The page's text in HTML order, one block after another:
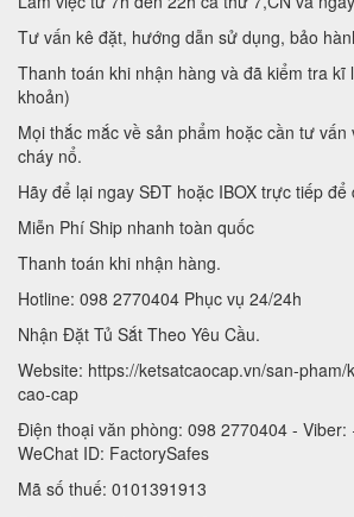
Tư vấn kê đặt, hướng dẫn sử dụng, bảo
Thanh toán khi nhận hàng và đã kiểm tra kĩ
khoản)
Mọi thắc mắc về sản phẩm hoặc cần tư vấn
cháy nổ.
Hãy để lại ngay SĐT hoặc IBOX trực tiếp
Miễn Phí Ship nhanh toàn quốc
Thanh toán khi nhận hàng.
Hotline: 098 2770404 Phục vụ 24/24h
Nhận Đặt Tủ Sắt Theo Yêu Cầu.
Website: https://ketsatcaocap.vn/san-pham/
cao-cap
Điện thoại văn phòng: 098 2770404 - Viber:
WeChat ID: FactorySafes
Mã số thuế: 0101391913